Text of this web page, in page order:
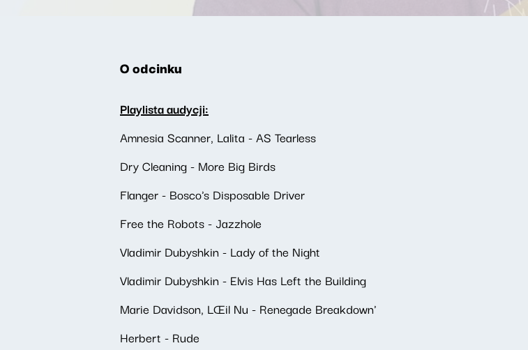
O odcinku
Playlista audycji:
Amnesia Scanner, Lalita - AS Tearless
Dry Cleaning - More Big Birds
Flanger - Bosco's Disposable Driver
Free the Robots - Jazzhole
Vladimir Dubyshkin - Lady of the Night
Vladimir Dubyshkin - Elvis Has Left the Building
Marie Davidson, LŒil Nu - Renegade Breakdown'
Herbert - Rude